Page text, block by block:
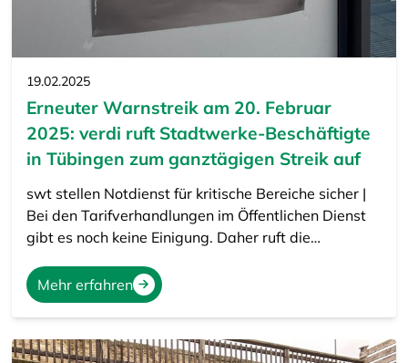
19.02.2025
Erneuter Warnstreik am 20. Februar
2025: verdi ruft Stadtwerke-Beschäftigte
in Tübingen zum ganztägigen Streik auf
swt stellen Notdienst für kritische Bereiche sicher |
Bei den Tarifverhandlungen im Öffentlichen Dienst
gibt es noch keine Einigung. Daher ruft die…
Mehr erfahren